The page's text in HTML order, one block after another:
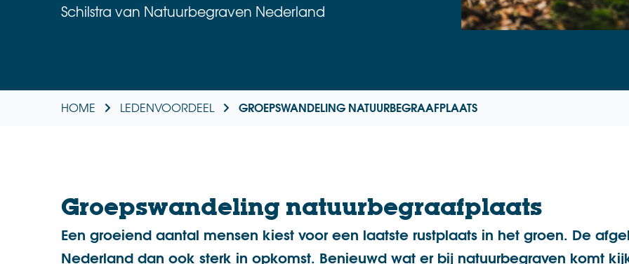
Schilstra van Natuurbegraven Nederland
HOME LEDENVOORDEEL GROEPSWANDELING NATUURBEGRAAFPLAATS
Groepswandeling natuurbegraafplaats
Een groeiend aantal mensen kiest voor een laatste rustplaats in het groen. De
Nederland dan ook sterk in opkomst. Benieuwd wat er bij natuurbegraven komt